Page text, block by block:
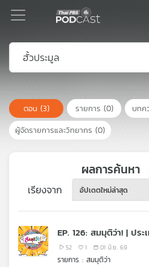
Podcast
เพล
ย์
ลิ
เพล
สต์
ตอน (3) รายการ (0) บทค
ผู้จัดรายการและวิทยากร (0)
ผลการค้นหา
เรียงจาก อัปเดตใหม่ล่าสุด
EP. 126: สมมุติว่า! | ประ
52 1 01 มิ.ย. 69
รายการ : สมมุติว่า